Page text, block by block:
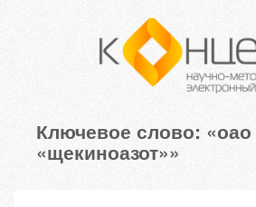
Ключевое слово: «оао
«щекиноазот»»